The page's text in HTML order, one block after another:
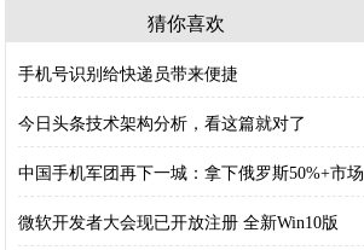
猜你喜欢
手机号识别给快递员带来便捷
今日头条技术架构分析，看这篇就对了
中国手机军团再下一城：拿下俄罗斯50%+市场
微软开发者大会现已开放注册 全新Win10版